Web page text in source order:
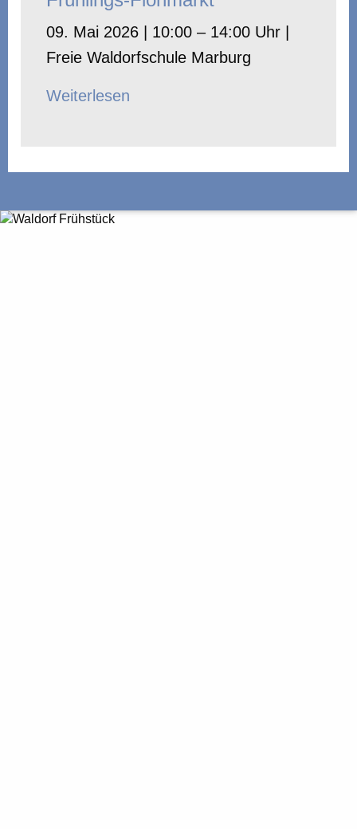
09. Mai 2026 | 10:00 – 14:00 Uhr |
Freie Waldorfschule Marburg
Weiterlesen